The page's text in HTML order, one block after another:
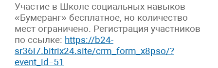
Участие в Школе социальных навыков
«Бумеранг» бесплатное, но количество
мест ограничено. Регистрация участников
по ссылке: https://b24-
sr36i7.bitrix24.site/crm_form_x8pso/?
event_id=51